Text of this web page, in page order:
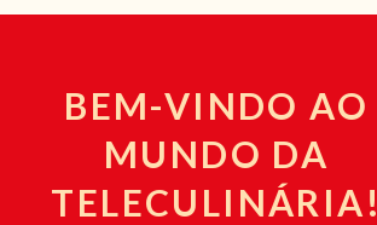
BEM-VINDO AO
MUNDO DA
TELECULINÁRIA!